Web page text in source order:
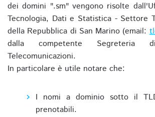
dei domini ".sm" vengono risolte
Tecnologia, Dati e Statistica - Settore
della Repubblica di San Marino (email:
dalla competente
Telecomunicazioni.
In particolare è utile notare che:
I nomi a dominio sotto il
prenotabili.